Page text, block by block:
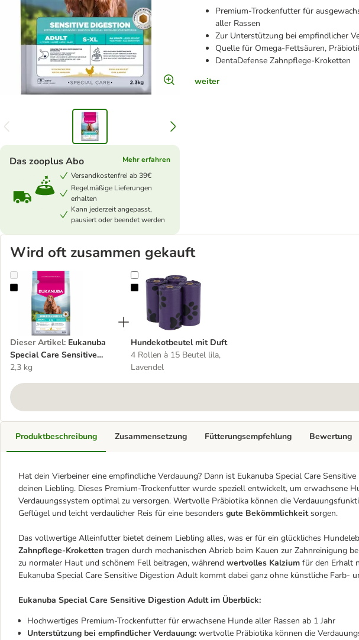
Premium-Trockenfutter für
aller Rassen
Zur Unterstützung bei empfindlicher
Quelle für Omega-Fettsäuren,
DentaDefense Zahnpflege-Kroketten
weiter
Das zooplus Abo
Mehr erfahren
Versandkostenfrei ab 39€
Regelmäßige Lieferungen
erhalten
Kann jederzeit angepasst,
pausiert oder beendet werden
Wird oft zusammen gekauft
Eukanuba Special Care Sensitive Digestion Hund Adult Trockenfutter Huhn
Dieser Artikel: Eukanuba
Special Care Sensitive
Digestion Hund Adult
2,3 kg
Hundekotbeutel mit Duft
Hundekotbeutel mit Duft
4 Rollen à 15 Beutel lila,
Lavendel
Produktbeschreibung
Hat dein Vierbeiner eine empfindliche Verdauung? Dann ist Eukanuba Special Care
deinen Liebling. Dieses Premium-Trockenfutter wurde speziell entwickelt, um erwachsene
Verdauungssystem optimal zu versorgen. Wertvolle Präbiotika können die
Geflügel und leicht verdaulicher Reis für eine besonders gute Bekömmlichkeitsorgen.
Das vollwertige Alleinfutter bietet deinem Liebling alles, was er für ein glückliches
Zahnpflege-Kroketten tragen durch mechanischen Abrieb beim Kauen zur Zahnreinigung
zu normaler Haut und schönem Fell beitragen, während wertvolles Kalzium für den Erhalt
Eukanuba Special Care Sensitive Digestion Adult kommt dabei ganz ohne künstliche Farb-
Eukanuba Special Care Sensitive Digestion Adult im Überblick:
Hochwertiges Premium-Trockenfutter für erwachsene Hunde aller Rassen ab 1 Jahr
Unterstützung bei empfindlicher Verdauung: wertvolle Präbiotika können die
Zusammensetzung Fütterungsempfehlung Bewertung